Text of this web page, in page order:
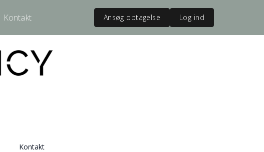
Kontakt Ansøg optagelse Log ind
Kontakt